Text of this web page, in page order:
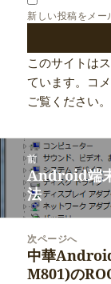
新しい投稿をメー
このサイトは
ています。 コ
ご覧ください。
投
前
前
の
投
稿:
Android端
法
次ページへ
次
の
中華
M801)の